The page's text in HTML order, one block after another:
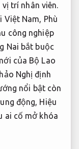
trí nhân viên.
Việt Nam, Phù
công nghiệp
Nai bắt buộc
của Bộ Lao
Nghị định
nổi bật còn
động, Hiệu
ai cố mở khóa